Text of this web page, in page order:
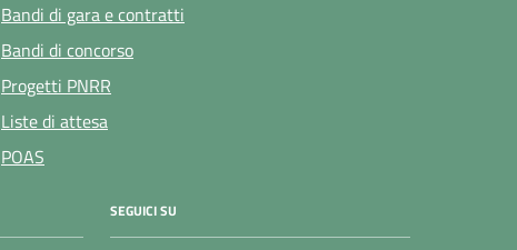
Bandi di gara e contratti
Bandi di concorso
Progetti PNRR
Liste di attesa
POAS
SEGUICI SU